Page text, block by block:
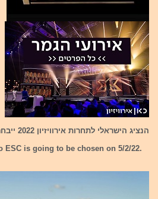
הנציג הישראלי לתחרות אירוויזיון 2022 ייבחר ב-5/2/22.
ESC is going to be chosen on 5/2/22.